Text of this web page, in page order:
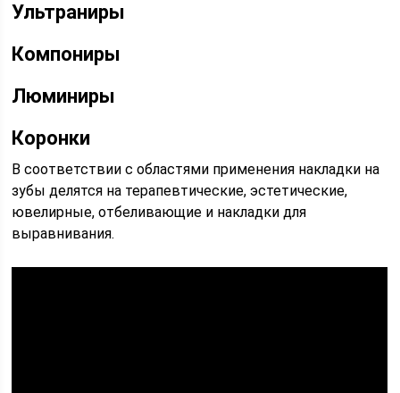
Ультраниры
Компониры
Люминиры
Коронки
В соответствии с областями применения накладки на
зубы делятся на терапевтические, эстетические,
ювелирные, отбеливающие и накладки для
выравнивания.